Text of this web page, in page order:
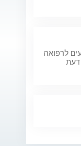
לרפואה
דעת